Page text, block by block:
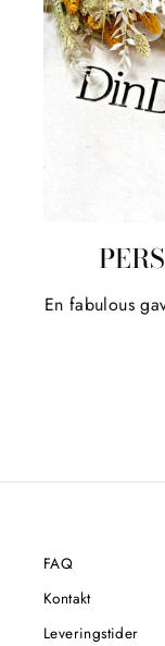
En fabulous
FAQ
Kontakt
Leveringstider